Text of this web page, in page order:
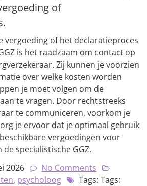
of
vergoeding of het declaratieproces
is het raadzaam om contact op
Zij kunnen je voorzien
over welke kosten worden
je moet volgen om de
te vragen. Door rechtstreeks
te communiceren, voorkom je
je ervoor dat je optimaal gebruik
vergoedingen voor
specialistische GGZ.
2026
No Comments
, psycholoog
Tags: Tags: